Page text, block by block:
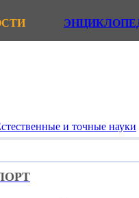
и точные науки